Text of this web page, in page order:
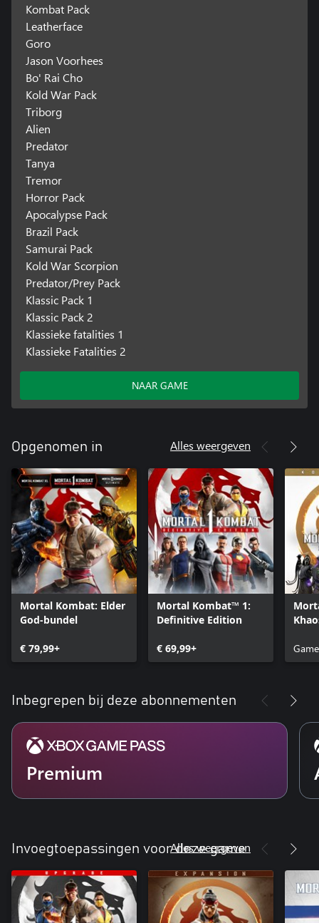
Kombat Pack
Leatherface
Goro
Jason Voorhees
Bo' Rai Cho
Kold War Pack
Triborg
Alien
Predator
Tanya
Tremor
Horror Pack
Apocalypse Pack
Brazil Pack
Samurai Pack
Kold War Scorpion
Predator/Prey Pack
Klassic Pack 1
Klassic Pack 2
Klassieke fatalities 1
Klassieke Fatalities 2
NAAR GAME
Opgenomen in Alles weergeven
Mortal Kombat: Elder
God-bundel
€ 79,99+
Mortal Kombat™ 1:
Definitive Edition
€ 69,99+
Inbegrepen bij deze abonnementen
Premium
Invoegtoepassingen voor deze game
Alles weergeven